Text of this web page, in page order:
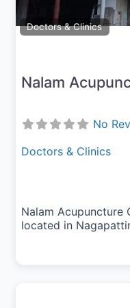
Doctors & Clinics
No
Doctors & Clinics
Nalam
located in